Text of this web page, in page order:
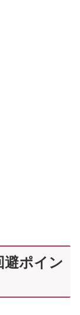
避ポイン